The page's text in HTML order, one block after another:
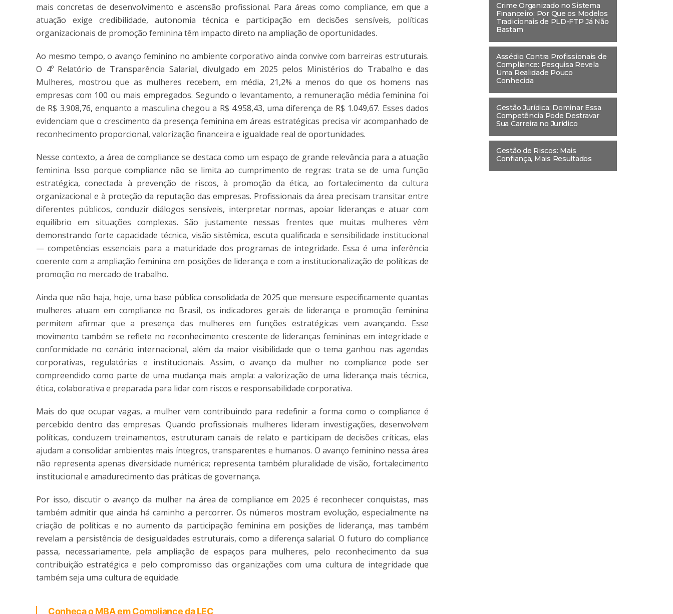
mais concretas de desenvolvimento e ascensão profissional. Para áreas como compliance, em que a
atuação exige credibilidade, autonomia técnica e participação em decisões sensíveis, políticas
organizacionais de promoção feminina têm impacto direto na ampliação de oportunidades.
Ao mesmo tempo, o avanço feminino no ambiente corporativo ainda convive com barreiras estruturais.
O 4º Relatório de Transparência Salarial, divulgado em 2025 pelos Ministérios do Trabalho e das
Mulheres, mostrou que as mulheres recebem, em média, 21,2% a menos do que os homens nas
empresas com 100 ou mais empregados. Segundo o levantamento, a remuneração média feminina foi
de R$ 3.908,76, enquanto a masculina chegou a R$ 4.958,43, uma diferença de R$ 1.049,67. Esses dados
evidenciam que o crescimento da presença feminina em áreas estratégicas precisa vir acompanhado de
reconhecimento proporcional, valorização financeira e igualdade real de oportunidades.
Nesse contexto, a área de compliance se destaca como um espaço de grande relevância para a atuação
feminina. Isso porque compliance não se limita ao cumprimento de regras: trata se de uma função
estratégica, conectada à prevenção de riscos, à promoção da ética, ao fortalecimento da cultura
organizacional e à proteção da reputação das empresas. Profissionais da área precisam transitar entre
diferentes públicos, conduzir diálogos sensíveis, interpretar normas, apoiar lideranças e atuar com
equilíbrio em situações complexas. São justamente nessas frentes que muitas mulheres vêm
demonstrando forte capacidade técnica, visão sistêmica, escuta qualificada e sensibilidade institucional
— competências essenciais para a maturidade dos programas de integridade. Essa é uma inferência
coerente com a ampliação feminina em posições de liderança e com a institucionalização de políticas de
promoção no mercado de trabalho.
Ainda que não haja, hoje, uma base pública consolidada de 2025 que mensure especificamente quantas
mulheres atuam em compliance no Brasil, os indicadores gerais de liderança e promoção feminina
permitem afirmar que a presença das mulheres em funções estratégicas vem avançando. Esse
movimento também se reflete no reconhecimento crescente de lideranças femininas em integridade e
conformidade no cenário internacional, além da maior visibilidade que o tema ganhou nas agendas
corporativas, regulatórias e institucionais. Assim, o avanço da mulher no compliance pode ser
compreendido como parte de uma mudança mais ampla: a valorização de uma liderança mais técnica,
ética, colaborativa e preparada para lidar com riscos e responsabilidade corporativa.
Mais do que ocupar vagas, a mulher vem contribuindo para redefinir a forma como o compliance é
percebido dentro das empresas. Quando profissionais mulheres lideram investigações, desenvolvem
políticas, conduzem treinamentos, estruturam canais de relato e participam de decisões críticas, elas
ajudam a consolidar ambientes mais íntegros, transparentes e humanos. O avanço feminino nessa área
não representa apenas diversidade numérica; representa também pluralidade de visão, fortalecimento
institucional e amadurecimento das práticas de governança.
Por isso, discutir o avanço da mulher na área de compliance em 2025 é reconhecer conquistas, mas
também admitir que ainda há caminho a percorrer. Os números mostram evolução, especialmente na
criação de políticas e no aumento da participação feminina em posições de liderança, mas também
revelam a persistência de desigualdades estruturais, como a diferença salarial. O futuro do compliance
passa, necessariamente, pela ampliação de espaços para mulheres, pelo reconhecimento da sua
contribuição estratégica e pelo compromisso das organizações com uma cultura de integridade que
também seja uma cultura de equidade.
Conheça o MBA em Compliance da LEC
Crime Organizado no Sistema
Financeiro: Por Que os Modelos
Tradicionais de PLD-FTP Já Não
Bastam
Assédio Contra Profissionais de
Compliance: Pesquisa Revela
Uma Realidade Pouco
Conhecida
Gestão Jurídica: Dominar Essa
Competência Pode Destravar
Sua Carreira no Jurídico
Gestão de Riscos: Mais
Confiança, Mais Resultados